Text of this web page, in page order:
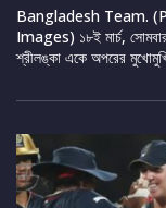
Bangladesh Team.
Images) ১৮ই মার্চ,
শ্রীলঙ্কা একে অপরের